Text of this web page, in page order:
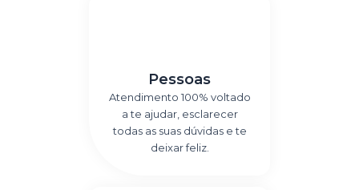
Pessoas
Atendimento 100% voltado
a te ajudar, esclarecer
todas as suas dúvidas e te
deixar feliz.